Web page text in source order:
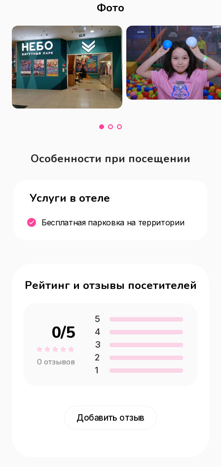
Фото
Особенности при посещении
Услуги в отеле
Бесплатная парковка на территории
Рейтинг и отзывы посетителей
0/5
0 отзывов
5
4
3
2
1
Добавить отзыв